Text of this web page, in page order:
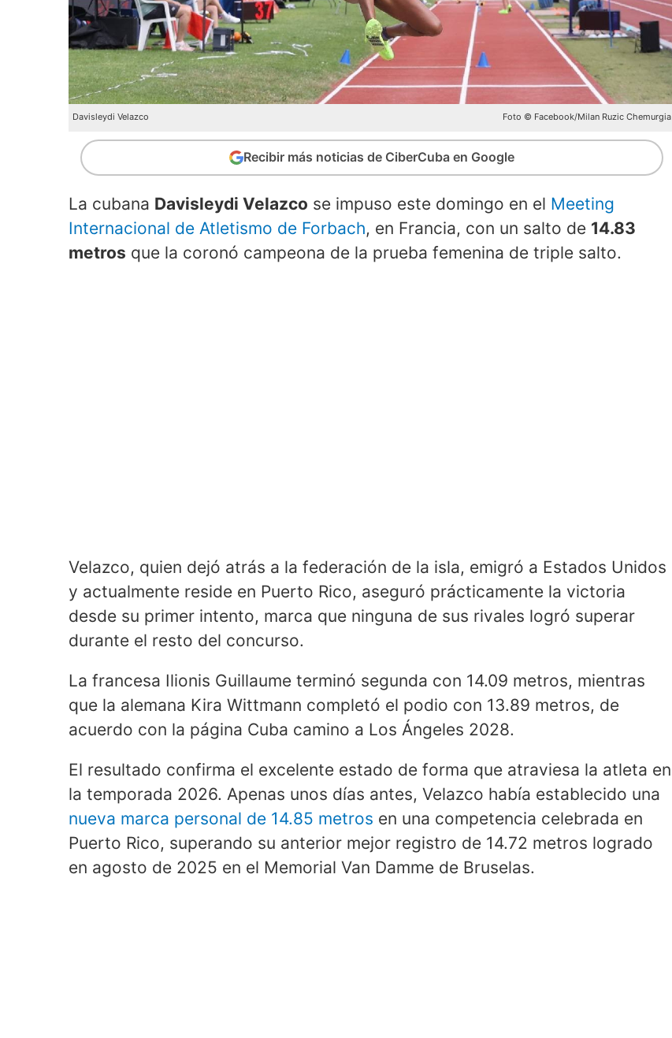
Davisleydi Velazco Foto © Facebook/Milan Ruzic Chemurgia
Recibir más noticias de CiberCuba en Google
La cubana Davisleydi Velazco se impuso este domingo en el Meeting
Internacional de Atletismo de Forbach, en Francia, con un salto de 14.83
metros que la coronó campeona de la prueba femenina de triple salto.
Velazco, quien dejó atrás a la federación de la isla, emigró a Estados Unidos
y actualmente reside en Puerto Rico, aseguró prácticamente la victoria
desde su primer intento, marca que ninguna de sus rivales logró superar
durante el resto del concurso.
La francesa Ilionis Guillaume terminó segunda con 14.09 metros, mientras
que la alemana Kira Wittmann completó el podio con 13.89 metros, de
acuerdo con la página Cuba camino a Los Ángeles 2028.
El resultado confirma el excelente estado de forma que atraviesa la atleta en
la temporada 2026. Apenas unos días antes, Velazco había establecido una
nueva marca personal de 14.85 metros en una competencia celebrada en
Puerto Rico, superando su anterior mejor registro de 14.72 metros logrado
en agosto de 2025 en el Memorial Van Damme de Bruselas.